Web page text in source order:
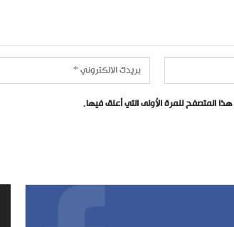
المتصفح للمرة الأولى التي أعلق فيها.